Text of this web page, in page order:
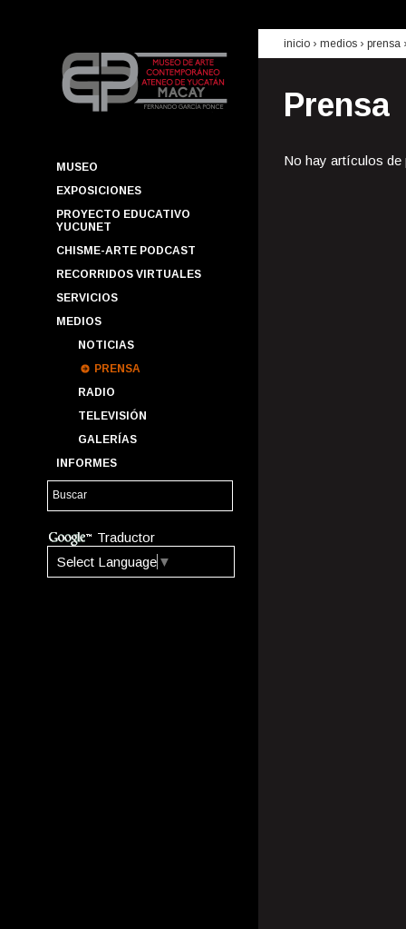
MUSEO
EXPOSICIONES
PROYECTO EDUCATIVO
YUCUNET
CHISME-ARTE PODCAST
RECORRIDOS VIRTUALES
SERVICIOS
MEDIOS
NOTICIAS
PRENSA
RADIO
TELEVISIÓN
GALERÍAS
INFORMES
Traductor
Select Language ▼
inicio › medios › prensa
Prensa
No hay artículos de